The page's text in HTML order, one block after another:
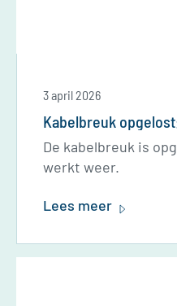
3 april 2026
Kabelbreuk
De kabelbreuk is
werkt weer.
Lees meer